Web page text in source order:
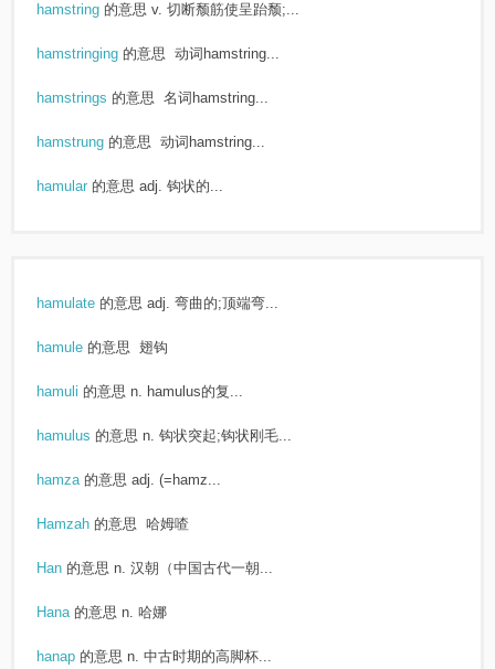
hamstring 的意思 v. 切断颓筋使呈跆颓;...
hamstringing 的意思 动词hamstring...
hamstrings 的意思 名词hamstring...
hamstrung 的意思 动词hamstring...
hamular 的意思 adj. 钩状的...
hamulate 的意思 adj. 弯曲的;顶端弯...
hamule 的意思 翅钩
hamuli 的意思 n. hamulus的复...
hamulus 的意思 n. 钩状突起;钩状刚毛...
hamza 的意思 adj. (=hamz...
Hamzah 的意思 哈姆喳
Han 的意思 n. 汉朝（中国古代一朝...
Hana 的意思 n. 哈娜
hanap 的意思 n. 中古时期的高脚杯...